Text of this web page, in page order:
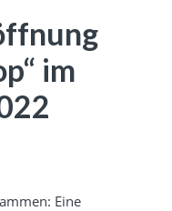
im
Eine